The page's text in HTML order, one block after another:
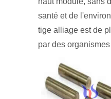
santé et de
tige alliage est de
par des